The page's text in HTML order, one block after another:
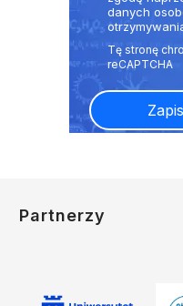
danych
Partnerzy